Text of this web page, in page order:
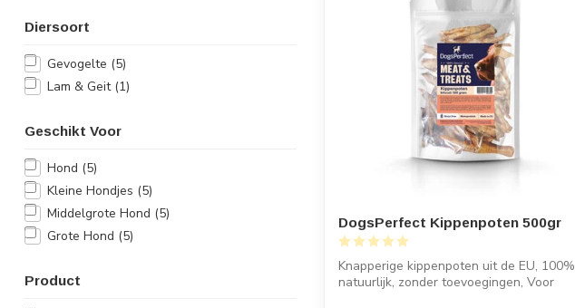
Diersoort
Gevogelte (5)
Lam & Geit (1)
Geschikt Voor
Hond (5)
Kleine Hondjes (5)
Middelgrote Hond (5)
Grote Hond (5)
Product
DogsPerfect Kippenpoten 500gr
Knapperige kippenpoten uit de EU, 100%
natuurlijk, zonder toevoegingen, Voor